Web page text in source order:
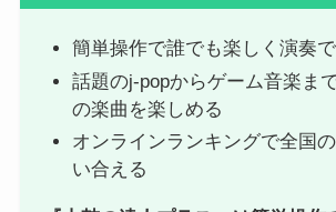
簡単操作で誰でも楽しく演奏
話題のj-popからゲーム音楽ま
の楽曲を楽しめる
オンラインランキングで全国
い合える